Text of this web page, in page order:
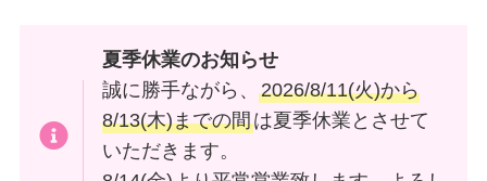
夏季休業のお知らせ
誠に勝手ながら、2026/8/11(火)から
8/13(木)までの間は夏季休業とさせて
いただきます。